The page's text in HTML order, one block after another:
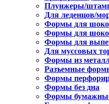
Плунжеры/
Для леденцов/
Формы для
Формы для
Формы для
Для муссовых
Формы из
Разъемные
Формы
Формы без дна
Формы